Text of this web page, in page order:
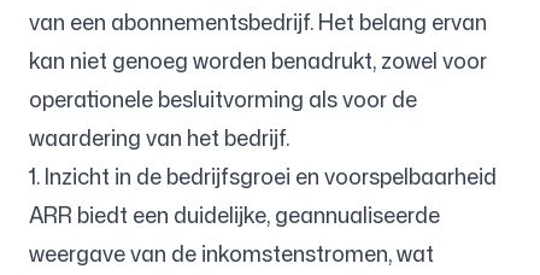
van een abonnementsbedrijf. Het belang ervan
kan niet genoeg worden benadrukt, zowel voor
operationele besluitvorming als voor de
waardering van het bedrijf.
1. Inzicht in de bedrijfsgroei en voorspelbaarheid
ARR biedt een duidelijke, geannualiseerde
weergave van de inkomstenstromen, wat